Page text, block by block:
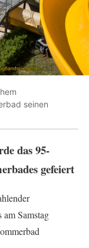
seinen
das 95-
gefeiert
am Samstag